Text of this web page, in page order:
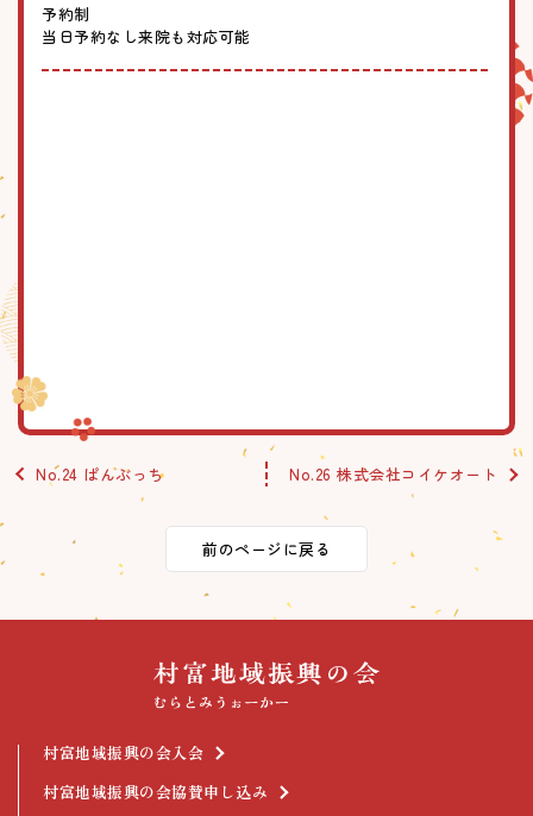
予約制
当日予約なし来院も対応可能
No.24 ぱんぶっち No.26 株式会社コイケオート
前のページに戻る
村富地域振興の会入会
村富地域振興の会協賛申し込み